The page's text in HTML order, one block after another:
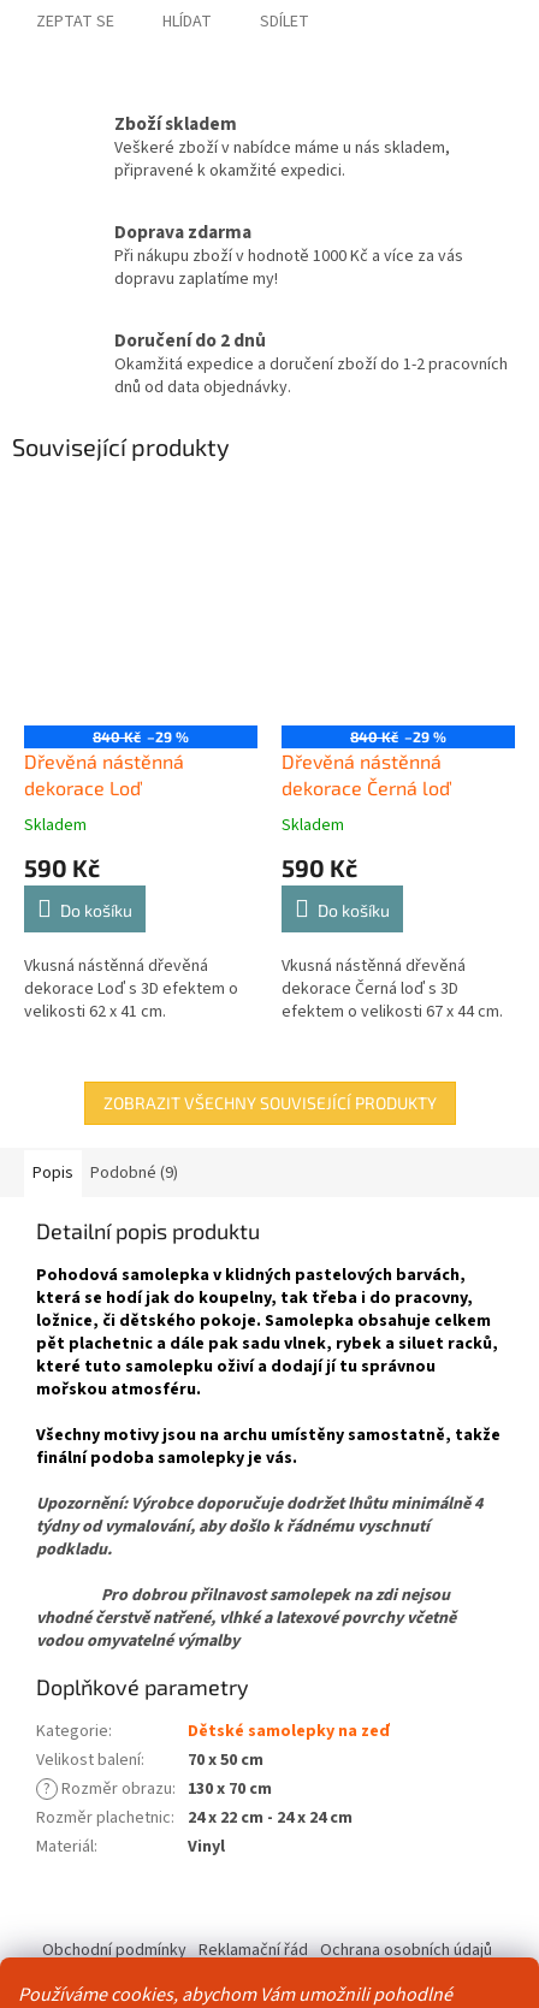
Používáme cookies, abychom Vám umožnili pohodlné
ZEPTAT SE HLÍDAT SDÍLET
Zboží skladem
Veškeré zboží v nabídce máme u nás skladem,
připravené k okamžité expedici.
Doprava zdarma
Při nákupu zboží v hodnotě 1000 Kč a více za vás
dopravu zaplatíme my!
Doručení do 2 dnů
Okamžitá expedice a doručení zboží do 1-2 pracovních
dnů od data objednávky.
Související produkty
840 Kč –29 %
Dřevěná nástěnná
dekorace Loď
Skladem
590 Kč
Do košíku
Vkusná nástěnná dřevěná
dekorace Loď s 3D efektem o
velikosti 62 x 41 cm.
840 Kč –29 %
Dřevěná nástěnná
dekorace Černá loď
Skladem
590 Kč
Do košíku
Vkusná nástěnná dřevěná
dekorace Černá loď s 3D
efektem o velikosti 67 x 44 cm.
ZOBRAZIT VŠECHNY SOUVISEJÍCÍ PRODUKTY
Popis Podobné (9)
Detailní popis produktu
Pohodová samolepka v klidných pastelových barvách,
která se hodí jak do koupelny, tak třeba i do pracovny,
ložnice, či dětského pokoje. Samolepka obsahuje celkem
pět plachetnic a dále pak sadu vlnek, rybek a siluet racků,
které tuto samolepku oživí a dodají jí tu správnou
mořskou atmosféru.
Všechny motivy jsou na archu umístěny samostatně, takže
finální podoba samolepky je vás.
Upozornění: Výrobce doporučuje dodržet lhůtu minimálně 4
týdny od vymalování, aby došlo k řádnému vyschnutí
podkladu.
Pro dobrou přilnavost samolepek na zdi nejsou
vhodné čerstvě natřené, vlhké a latexové povrchy včetně
vodou omyvatelné výmalby
Doplňkové parametry
Kategorie:
Dětské samolepky na zeď
Velikost balení:
70 x 50 cm
? Rozměr obrazu: 130 x 70 cm
Rozměr plachetnic:
24 x 22 cm - 24 x 24 cm
Materiál: Vinyl
p
Obchodní podmínky Reklamační řád Ochrana osobních údajů